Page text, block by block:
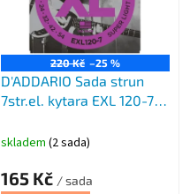
220 Kč –25 %
D'ADDARIO Sada strun
7str.el. kytara EXL 120-7
skladem (2 sada)
165 Kč / sada